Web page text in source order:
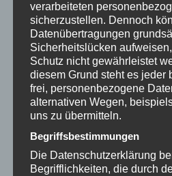
Stress? Geht vorbei! Der
Gelassenheit –
verarbeiteten
sicherzustellen. Dennoch
Datenübertragungen
Sicherheitslücken
Schutz nicht gewährleistet
diesem Grund steht es jeder
frei, personenbezogene
alternativen Wegen,
uns zu übermitteln.
Begriffsbestimmungen
Die Datenschutzerklärung
Begrifflichkeiten, die durch